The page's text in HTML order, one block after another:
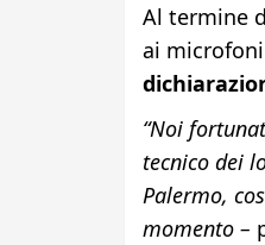
Al termine
ai
“Noi
tecnico dei
Palermo,
momento –